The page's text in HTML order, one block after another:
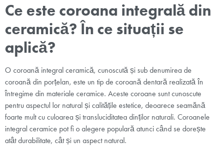
Ce este coroana integrală din
ceramică? În ce situații se
aplică?
O coroană integral ceramică, cunoscută și sub denumirea de
coroană din porțelan, este un tip de coroană dentară realizată în
întregime din materiale ceramice. Aceste coroane sunt cunoscute
pentru aspectul lor natural și calitățile estetice, deoarece seamănă
foarte mult cu culoarea și transluciditatea dinților naturali. Coroanele
integral ceramice pot fi o alegere populară atunci când se dorește
atât durabilitate, cât și un aspect natural.